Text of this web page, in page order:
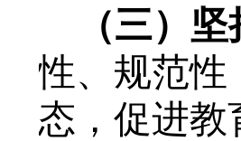
（三） 坚
性、规范性
态，促进教